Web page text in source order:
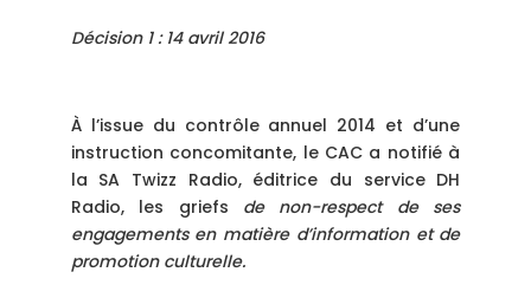
Décision 1 : 14 avril 2016
À l’issue du contrôle annuel 2014 et d’une
instruction concomitante, le CAC a notifié à
la SA Twizz Radio, éditrice du service DH
Radio, les griefs de non-respect de ses
engagements en matière d’information et de
promotion culturelle.